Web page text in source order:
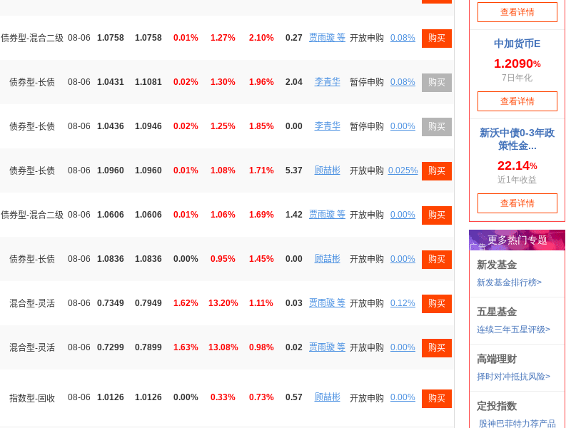
债券型-混合二级 08-06 1.0758 1.0758 0.01% 1.27% 2.10% 0.27 贾雨璇 等 开放申购 0.08% 购买
债券型-长债 08-06 1.0431 1.1081 0.02% 1.30% 1.96% 2.04 李青华 暂停申购 0.08% 购买
债券型-长债 08-06 1.0436 1.0946 0.02% 1.25% 1.85% 0.00 李青华 暂停申购 0.00% 购买
债券型-长债 08-06 1.0960 1.0960 0.01% 1.08% 1.71% 5.37 顾喆彬 开放申购 0.025% 购买
债券型-混合二级 08-06 1.0606 1.0606 0.01% 1.06% 1.69% 1.42 贾雨璇 等 开放申购 0.00% 购买
债券型-长债 08-06 1.0836 1.0836 0.00% 0.95% 1.45% 0.00 顾喆彬 开放申购 0.00% 购买
混合型-灵活 08-06 0.7349 0.7949 1.62% 13.20% 1.11% 0.03 贾雨璇 等 开放申购 0.12% 购买
混合型-灵活 08-06 0.7299 0.7899 1.63% 13.08% 0.98% 0.02 贾雨璇 等 开放申购 0.00% 购买
指数型-固收 08-06 1.0126 1.0126 0.00% 0.33% 0.73% 0.57 顾喆彬 开放申购 0.00% 购买